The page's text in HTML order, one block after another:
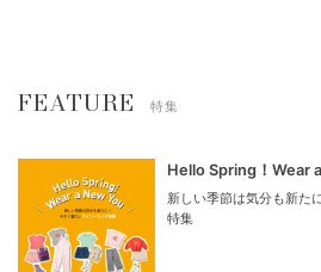
FEATURE 特集
Hello Spring！Wear
新しい季節は気分も新た
特集